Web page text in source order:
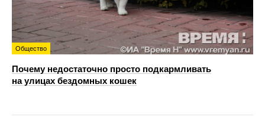
Общество
Почему недостаточно просто подкармливать
на улицах бездомных кошек